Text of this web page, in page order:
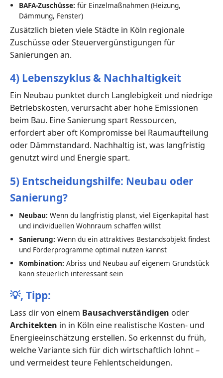
BAFA-Zuschüsse: für Einzelmaßnahmen (Heizung,
Dämmung, Fenster)
Zusätzlich bieten viele Städte in Köln regionale
Zuschüsse oder Steuervergünstigungen für
Sanierungen an.
4) Lebenszyklus & Nachhaltigkeit
Ein Neubau punktet durch Langlebigkeit und niedrige
Betriebskosten, verursacht aber hohe Emissionen
beim Bau. Eine Sanierung spart Ressourcen,
erfordert aber oft Kompromisse bei Raumaufteilung
oder Dämmstandard. Nachhaltig ist, was langfristig
genutzt wird und Energie spart.
5) Entscheidungshilfe: Neubau oder
Sanierung?
Neubau: Wenn du langfristig planst, viel Eigenkapital hast
und individuellen Wohnraum schaffen willst
Sanierung: Wenn du ein attraktives Bestandsobjekt findest
und Förderprogramme optimal nutzen kannst
Kombination: Abriss und Neubau auf eigenem Grundstück
kann steuerlich interessant sein
💡, Tipp:
Lass dir von einem Bausachverständigen oder
Architekten in in Köln eine realistische Kosten- und
Energieeinschätzung erstellen. So erkennst du früh,
welche Variante sich für dich wirtschaftlich lohnt –
und vermeidest teure Fehlentscheidungen.